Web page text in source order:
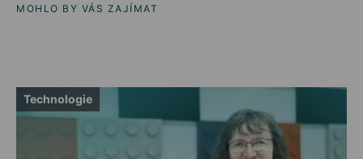
MOHLO BY VÁS ZAJÍMAT
Technologie